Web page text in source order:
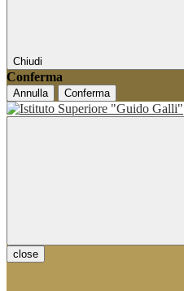
Chiudi
Conferma
Annulla Conferma
close